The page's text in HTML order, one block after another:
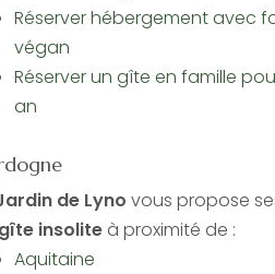
Réserver hébergement avec
végan
Réserver un gîte en famille
an
de Lyno vous propose
gîte insoliteà proximité de :
Aquitaine